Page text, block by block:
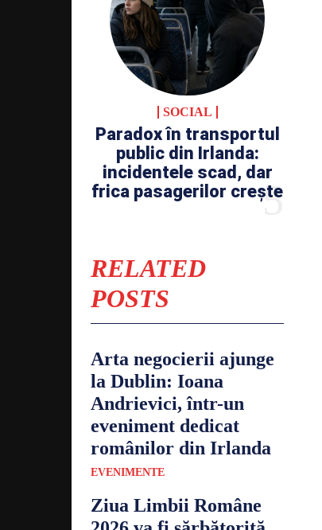
SOCIAL
Paradox în transportul
public din Irlanda:
incidentele scad, dar
frica pasagerilor crește
RELATED
POSTS
Arta negocierii ajunge
la Dublin: Ioana
Andrievici, într-un
eveniment dedicat
românilor din Irlanda
EVENIMENTE
Ziua Limbii Române